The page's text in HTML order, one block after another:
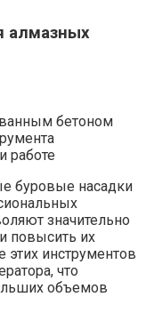
алмазных
бетоном
работе
буровые насадки
значительно
повысить их
этих инструментов
что
объемов